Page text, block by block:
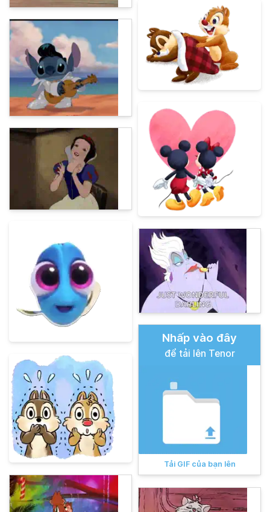
Nhấp vào đây
để tải lên Tenor
Tải GIF của bạn lên